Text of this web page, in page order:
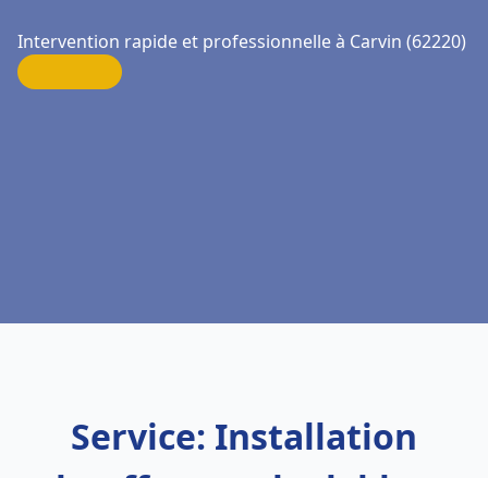
Intervention rapide et professionnelle à Carvin (62220)
Service: Installation